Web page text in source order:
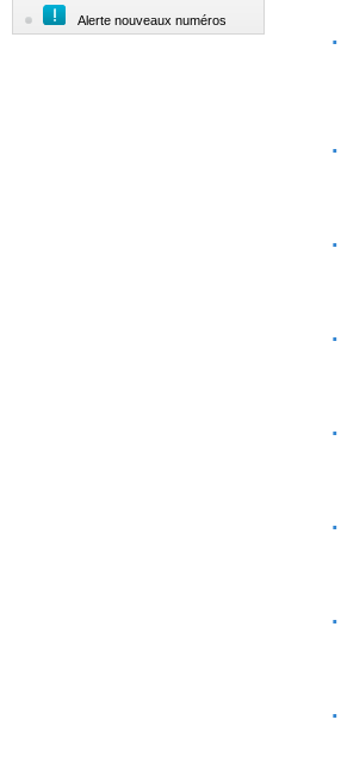
Alerte nouveaux numéros
·
·
·
·
·
·
·
·